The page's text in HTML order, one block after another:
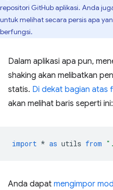
repositori GitHub aplikasi. Anda
untuk melihat secara persis apa
berfungsi.
Dalam aplikasi apa pun,
shaking akan melibatkan
statis. Di dekat bagian atas
akan melihat baris seperti ini:
import * as utils from
Anda dapat mengimpor